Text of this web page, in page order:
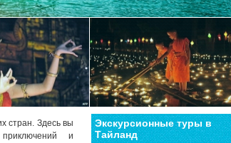
стран. Здесь вы
и
Экскурсионные туры в
Тайланд